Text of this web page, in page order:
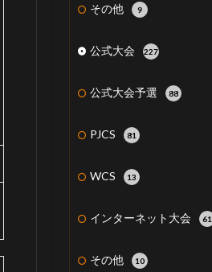
その他 9
公式大会 227
公式大会予選 88
PJCS 81
WCS 13
インターネット大会 61
その他 10